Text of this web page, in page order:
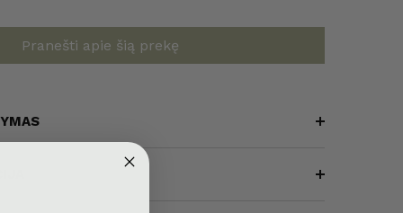
Pranešti apie šią prekę